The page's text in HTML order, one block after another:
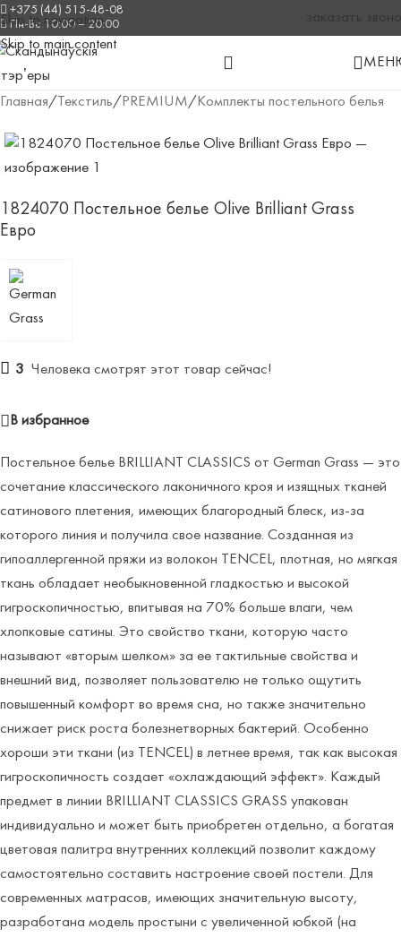
Skip to navigation
Skip to main content
+375 (44) 515-48-08
Пн-Вс 10:00 – 20:00
заказать
Главная/ Текстиль/ PREMIUM/ Комплекты постельного белья
1824070 Постельное белье Olive Brilliant Grass
Евро
3 Человека смотрят этот товар сейчас!
В избранное
Постельное белье BRILLIANT CLASSICS от German Grass — это
сочетание классического лаконичного кроя и изящных тканей
сатинового плетения, имеющих благородный блеск, из-за
которого линия и получила свое название. Созданная из
гипоаллергенной пряжи из волокон TENCEL, плотная, но мягкая
ткань обладает необыкновенной гладкостью и высокой
гигроскопичностью, впитывая на 70% больше влаги, чем
хлопковые сатины. Это свойство ткани, которую часто
называют «вторым шелком» за ее тактильные свойства и
внешний вид, позволяет пользователю не только ощутить
повышенный комфорт во время сна, но также значительно
снижает риск роста болезнетворных бактерий. Особенно
хороши эти ткани (из TENCEL) в летнее время, так как высокая
гигроскопичность создает «охлаждающий эффект». Каждый
предмет в линии BRILLIANT CLASSICS GRASS упакован
индивидуально и может быть приобретен отдельно, а богатая
цветовая палитра внутренних коллекций позволит каждому
самостоятельно составить настроение своей постели. Для
современных матрасов, имеющих значительную высоту,
разработана модель простыни с увеличенной юбкой (на